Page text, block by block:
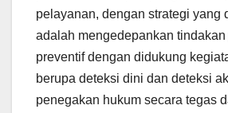
pelayanan, dengan strategi yang
adalah mengedepankan tindakan
preventif dengan didukung
berupa deteksi dini dan deteksi
penegakan hukum secara tegas